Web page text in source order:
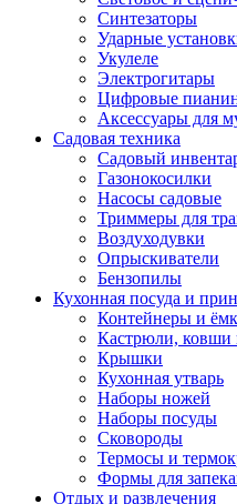
Синтезаторы
Ударные
Укулеле
Электрогитары
Цифровые
Аксессуары для
Садовая техника
Садовый
Газонокосилки
Насосы садовые
Триммеры для
Воздуходувки
Опрыскиватели
Бензопилы
Кухонная посуда и
Контейнеры и
Кастрюли, ковши
Крышки
Кухонная утварь
Наборы ножей
Наборы посуды
Сковороды
Термосы и
Формы для
Отдых и развлечения